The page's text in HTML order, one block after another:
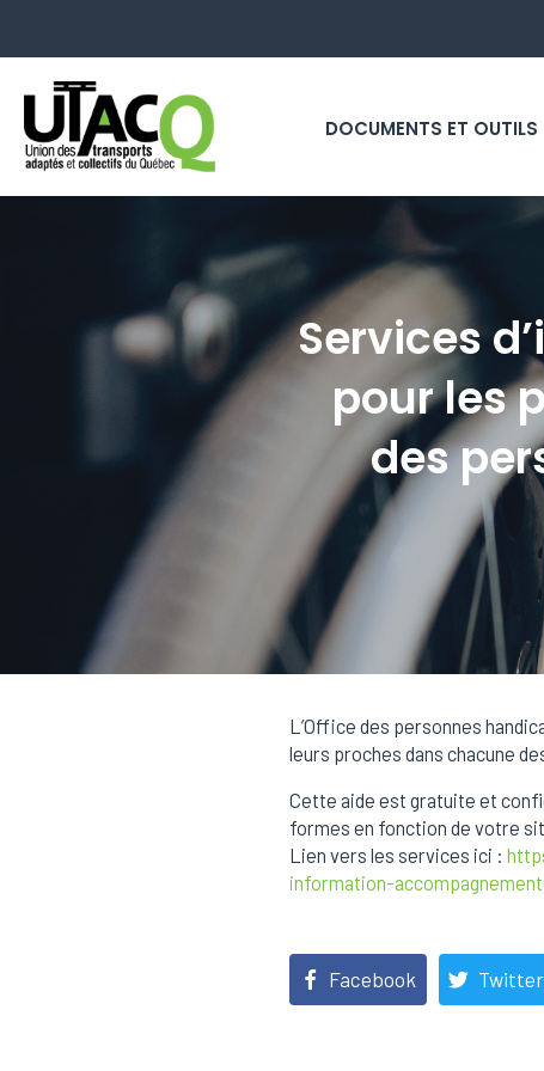
DOCUMENTS ET OUTILS
Services
pour les
des
L’Office des personnes
leurs proches dans chacune
Cette aide est gratuite et
formes en fonction de votre
Lien vers les services ici :
information-
Facebook Twitter